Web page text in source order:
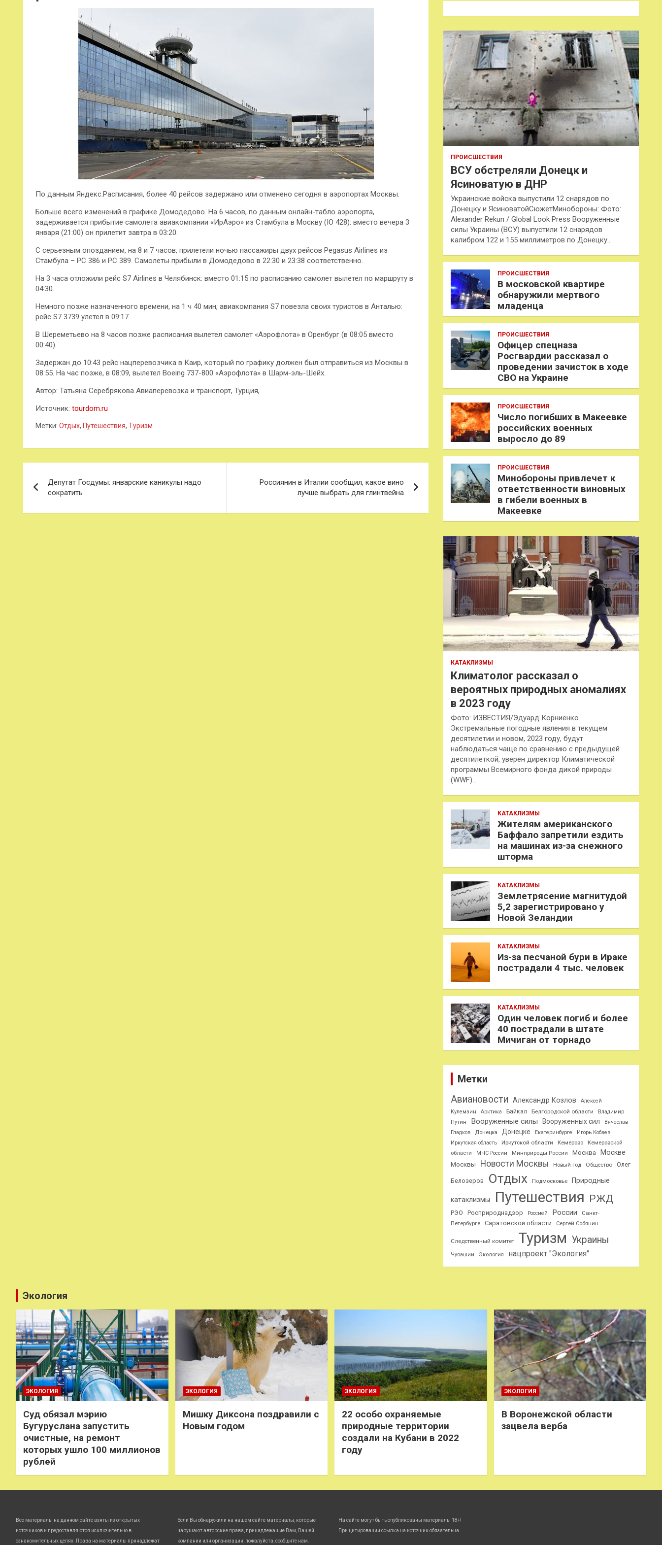
По данным Яндекс.Расписания, более 40 рейсов задержано или отменено сегодня в аэропортах Москвы.
Больше всего изменений в графике Домодедово. На 6 часов, по данным онлайн-табло аэропорта,
задерживается прибытие самолета авиакомпании «ИрAэро» из Стамбула в Москву (IO 428): вместо вечера 3
января (21:00) он прилетит завтра в 03:20.
С серьезным опозданием, на 8 и 7 часов, прилетели ночью пассажиры двух рейсов Pegasus Airlines из
Стамбула – PC 386 и PC 389. Самолеты прибыли в Домодедово в 22:30 и 23:38 соответственно.
На 3 часа отложили рейс S7 Airlines в Челябинск: вместо 01:15 по расписанию самолет вылетел по маршруту в
04:30.
Немного позже назначенного времени, на 1 ч 40 мин, авиакомпания S7 повезла своих туристов в Анталью:
рейс S7 3739 улетел в 09:17.
В Шереметьево на 8 часов позже расписания вылетел самолет «Аэрофлота» в Оренбург (в 08:05 вместо
00:40).
Задержан до 10:43 рейс нацперевозчика в Каир, который по графику должен был отправиться из Москвы в
08:55. На час позже, в 08:09, вылетел Boeing 737-800 «Аэрофлота» в Шарм-эль-Шейх.
Автор: Татьяна Серебрякова Авиаперевозка и транспорт, Турция,
Источник: tourdom.ru
Метки: Отдых, Путешествия, Туризм
по
записям
Депутат Госдумы: январские каникулы надо
сократить
Россиянин в Италии сообщил, какое вино
лучше выбрать для глинтвейна
к
ПРОИСШЕСТВИЯ
ВСУ обстреляли Донецк и
Ясиноватую в ДНР
Украинские войска выпустили 12 снарядов по
Донецку и ЯсиноватойСюжетМинобороны: Фото:
Alexander Rekun / Global Look Press Вооруженные
силы Украины (ВСУ) выпустили 12 снарядов
калибром 122 и 155 миллиметров по Донецку…
ПРОИСШЕСТВИЯ
В московской квартире
обнаружили мертвого
младенца
ПРОИСШЕСТВИЯ
Офицер спецназа
Росгвардии рассказал о
проведении зачисток в ходе
СВО на Украине
ПРОИСШЕСТВИЯ
Число погибших в Макеевке
российских военных
выросло до 89
ПРОИСШЕСТВИЯ
Минобороны привлечет к
ответственности виновных
в гибели военных в
Макеевке
КАТАКЛИЗМЫ
Климатолог рассказал о
вероятных природных аномалиях
в 2023 году
Фото: ИЗВЕСТИЯ/Эдуард Корниенко
Экстремальные погодные явления в текущем
десятилетии и новом, 2023 году, будут
наблюдаться чаще по сравнению с предыдущей
десятилеткой, уверен директор Климатической
программы Всемирного фонда дикой природы
(WWF)…
КАТАКЛИЗМЫ
Жителям американского
Баффало запретили ездить
на машинах из-за снежного
шторма
КАТАКЛИЗМЫ
Землетрясение магнитудой
5,2 зарегистрировано у
Новой Зеландии
КАТАКЛИЗМЫ
Из-за песчаной бури в Ираке
пострадали 4 тыс. человек
КАТАКЛИЗМЫ
Один человек погиб и более
40 пострадали в штате
Мичиган от торнадо
Метки
Авиановости Александр Козлов
Алексей
Кулемзин
Арктика Байкал Белгородской области
Владимир
Путин
Вооруженные силы Вооруженных сил
Вячеслав
Гладков
Донецка Донецке Екатеринбурге
Игорь Кобзев
Иркутская область
Иркутской области Кемерово
Кемеровской
области
МЧС России Минприроды России Москва Москве
Москвы Новости Москвы Новый год Общество Олег
Белозеров Отдых Подмосковье Природные
катаклизмы Путешествия РЖД
РЭО Росприроднадзор Россией России
Санкт-
Петербурге
Саратовской области Сергей Собянин
Следственный комитет Туризм Украины
Чувашии Экология нацпроект "Экология"
Экология
ЭКОЛОГИЯ
Суд обязал мэрию
Бугуруслана запустить
очистные, на ремонт
которых ушло 100 миллионов
рублей
ЭКОЛОГИЯ
Мишку Диксона поздравили с
Новым годом
ЭКОЛОГИЯ
22 особо охраняемые
природные территории
создали на Кубани в 2022
году
ЭКОЛОГИЯ
В Воронежской области
зацвела верба
Все материалы на данном сайте взяты из открытых
источников и предоставляются исключительно в
ознакомительных целях. Права на материалы принадлежат
Если Вы обнаружили на нашем сайте материалы, которые
нарушают авторские права, принадлежащие Вам, Вашей
компании или организации, пожалуйста, сообщите нам.
На сайте могут быть опубликованы материалы 18+!
При цитировании ссылка на источник обязательна.